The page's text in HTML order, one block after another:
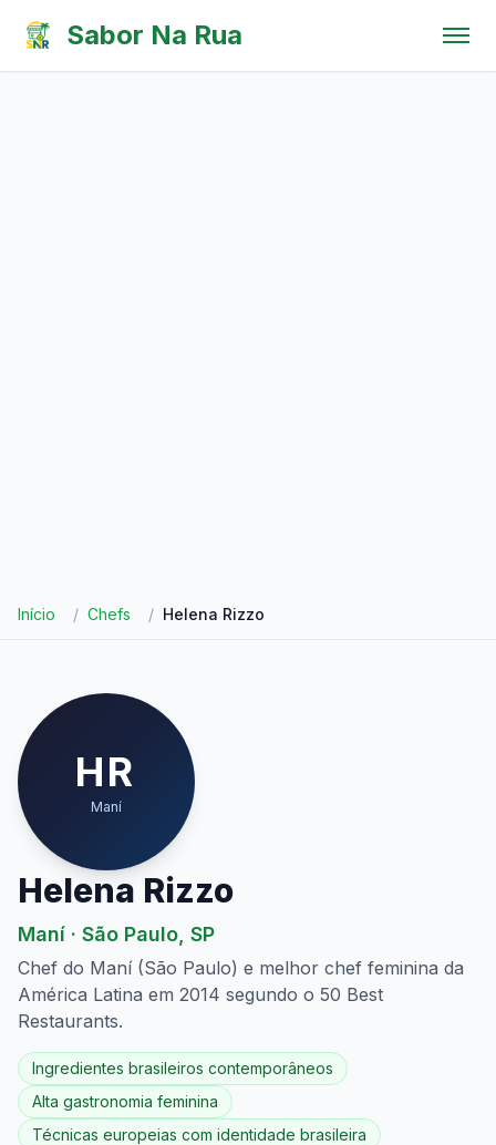
Sabor Na Rua
Início / Chefs / Helena Rizzo
HR
Maní
Helena Rizzo
Maní · São Paulo SP
Chef do Maní (São Paulo) e melhor chef feminina da
América Latina em 2014 segundo o 50 Best
Restaurants.
Ingredientes brasileiros contemporâneos
Alta gastronomia feminina
Técnicas europeias com identidade brasileira